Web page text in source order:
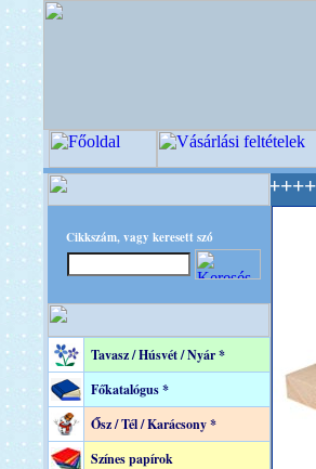
Cikkszám, vagy keresett szó
Tavasz / Húsvét / Nyár *
Főkatalógus *
Ősz / Tél / Karácsony *
Színes papírok
Világ Mestere! +++++++